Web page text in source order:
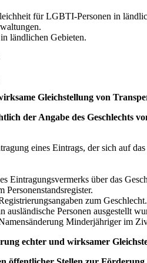
für LGBTI-Personen in
ländlichen Gebieten.
Gleichstellung von
der Angabe des Geschlechts
eines Eintrags, der sich auf das
Eintragungsvermerks über das
zum Geschlecht.
Personen ausgestellt
Minderjähriger im
echter und wirksamer